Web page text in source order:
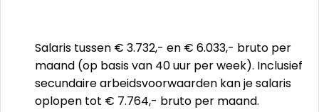
Salaris tussen € 3.732,- en € 6.033,- bruto per
maand (op basis van 40 uur per week). Inclusief
secundaire arbeidsvoorwaarden kan je salaris
oplopen tot € 7.764,- bruto per maand.